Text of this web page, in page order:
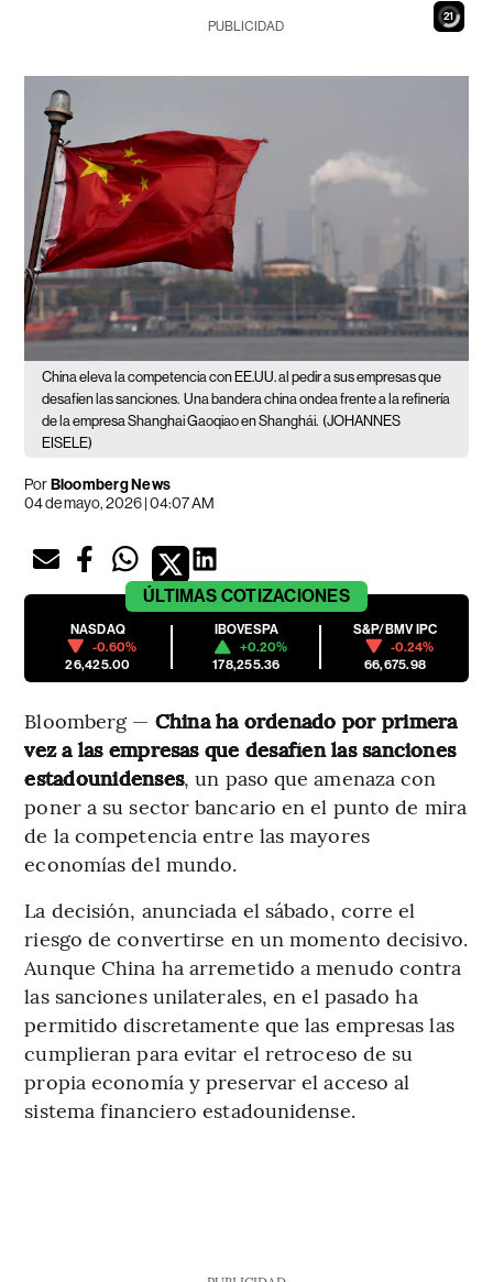
19
PUBLICIDAD
China eleva la competencia con EE.UU. al pedir a sus empresas que
desafíen las sanciones. Una bandera china ondea frente a la refinería
de la empresa Shanghai Gaoqiao en Shanghái. (JOHANNES
EISELE)
PorBloomberg News
04 de mayo, 2026 | 04:07 AM
ÚLTIMAS COTIZACIONES
NASDAQ
-0.60%
26,425.00
IBOVESPA
+0.20%
178,255.36
S&P/BMV IPC
-0.24%
66,675.98
Bloomberg — China ha ordenado por primera
vez a las empresas que desafíen las sanciones
estadounidenses, un paso que amenaza con
poner a su sector bancario en el punto de mira
de la competencia entre las mayores
economías del mundo.
La decisión, anunciada el sábado, corre el
riesgo de convertirse en un momento decisivo.
Aunque China ha arremetido a menudo contra
las sanciones unilaterales, en el pasado ha
permitido discretamente que las empresas las
cumplieran para evitar el retroceso de su
propia economía y preservar el acceso al
sistema financiero estadounidense.